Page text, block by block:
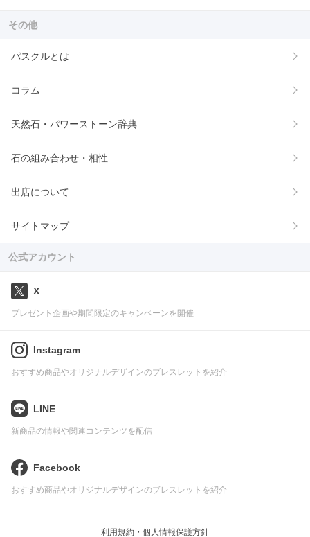
その他
パスクルとは
コラム
天然石・パワーストーン辞典
石の組み合わせ・相性
出店について
サイトマップ
公式アカウント
X
プレゼント企画や期間限定のキャンペーンを開催
Instagram
おすすめ商品やオリジナルデザインのブレスレットを紹介
LINE
新商品の情報や関連コンテンツを配信
Facebook
おすすめ商品やオリジナルデザインのブレスレットを紹介
利用規約・個人情報保護方針